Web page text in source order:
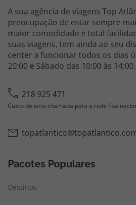
A sua agência de viagens Top
preocupação de estar sempre
maior comodidade e total
suas viagens, tem ainda ao seu
center a funcionar todos os dias
20:00 e Sábado das 10:00 às 14:00.
218 925 471
Custo de uma chamada para a rede fixa
Pacotes Populares
Destinos